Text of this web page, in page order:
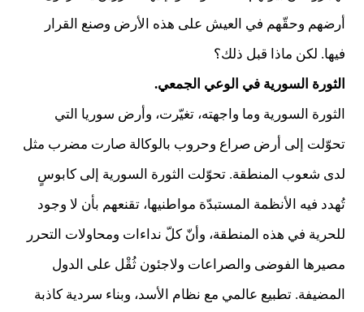
أرضهم وحقّهم في العيش على هذه الأرض وصنع القرار
فيها. لكن ماذا قبل ذلك؟
الثورة السورية في الوعي الجمعي.
الثورة السورية وما واجهته، تغيّرت، وأرض سوريا التي
تحوّلت إلى أرض صراع وحروب بالوكالة صارت مضرب مثل
لدى شعوب المنطقة. تحوّلت الثورة السورية إلى كابوسٍ
تُهدد فيه الأنظمة المستبدّة مواطنيها، تقنعهم بأن لا وجود
للحرية في هذه المنطقة، وأنّ كلّ نداءات ومحاولات التحرر
مصيرها الفوضى والصراعات ولاجئون ثُقْل على الدول
المضيفة. تطبيع عالمي مع نظام الأسد، وبناء سردية كاذبة